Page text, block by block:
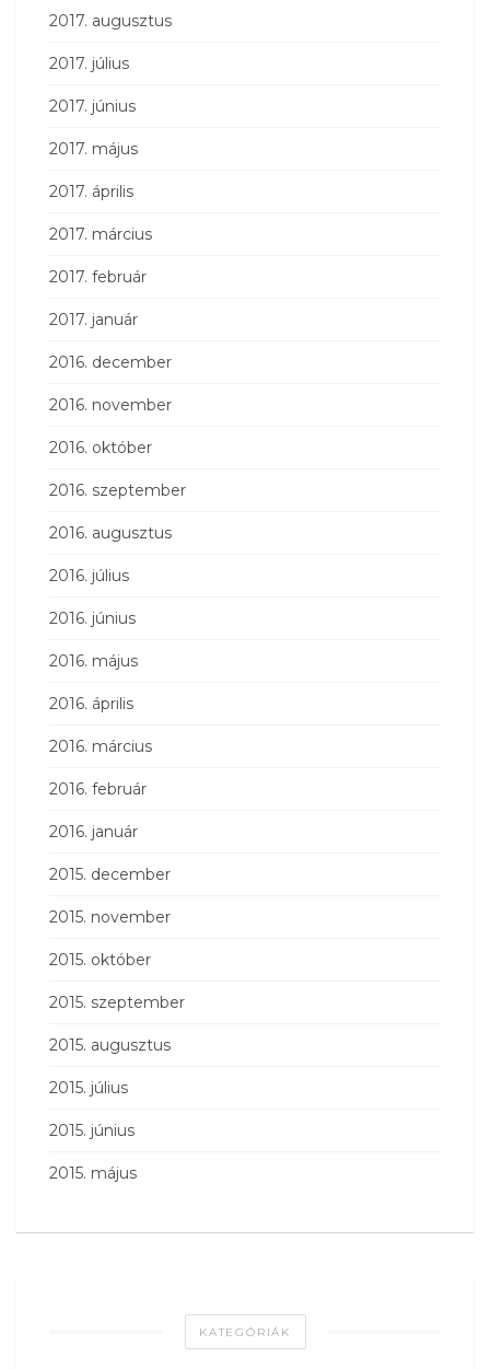
2017. augusztus
2017. július
2017. június
2017. május
2017. április
2017. március
2017. február
2017. január
2016. december
2016. november
2016. október
2016. szeptember
2016. augusztus
2016. július
2016. június
2016. május
2016. április
2016. március
2016. február
2016. január
2015. december
2015. november
2015. október
2015. szeptember
2015. augusztus
2015. július
2015. június
2015. május
KATEGÓRIÁK